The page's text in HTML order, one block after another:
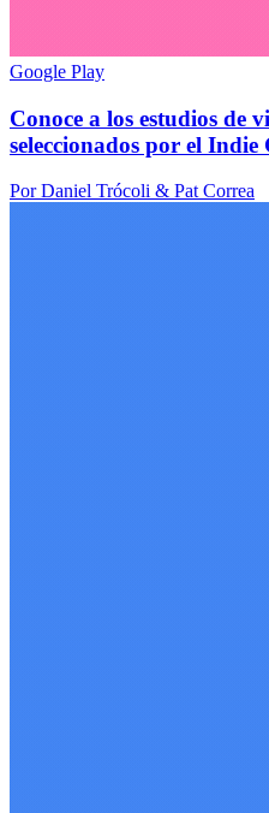
Google Play
Conoce a los estudios de
seleccionados por el Indie
Por Daniel Trócoli & Pat Correa